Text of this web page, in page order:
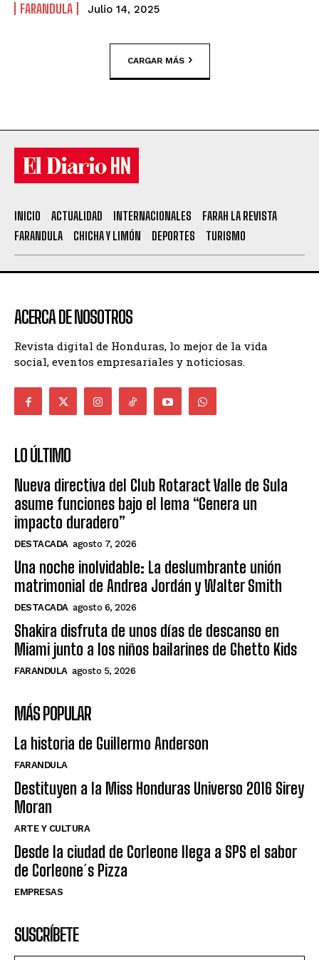
FARANDULA Julio 14, 2025
CARGAR MÁS
INICIO ACTUALIDAD INTERNACIONALES
FARAH LA REVISTA
FARANDULA
CHICHA Y LIMÓN DEPORTES TURISMO
ACERCA DE NOSOTROS
Revista digital de Honduras, lo mejor de la vida
social, eventos empresariales y noticiosas.
LO ÚLTIMO
Nueva directiva del Club Rotaract Valle de Sula
asume funciones bajo el lema “Genera un
impacto duradero”
DESTACADA agosto 7, 2026
Una noche inolvidable: La deslumbrante unión
matrimonial de Andrea Jordán y Walter Smith
DESTACADA agosto 6, 2026
Shakira disfruta de unos días de descanso en
Miami junto a los niños bailarines de Ghetto Kids
FARANDULA agosto 5, 2026
MÁS POPULAR
La historia de Guillermo Anderson
FARANDULA
Destituyen a la Miss Honduras Universo 2016 Sirey
Moran
ARTE Y CULTURA
Desde la ciudad de Corleone llega a SPS el sabor
de Corleone´s Pizza
EMPRESAS
SUSCRÍBETE